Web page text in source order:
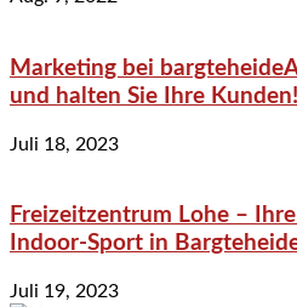
Marketing bei
und halten Sie Ihre Kunden!
Juli 18, 2023
Freizeitzentrum Lohe –
Indoor-Sport in
Juli 19, 2023